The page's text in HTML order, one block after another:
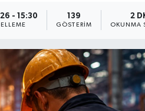
- 15:30 139
GÖSTERIM
2
OKUNMA